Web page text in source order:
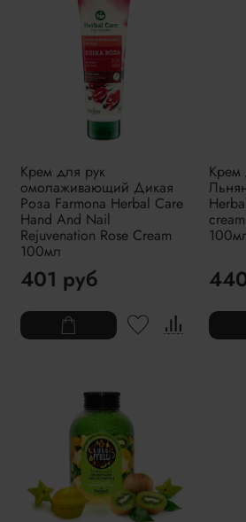
Крем для рук
омолаживающий Дикая
Роза Farmona Herbal Care
Hand And Nail
Rejuvenation Rose Cream
100мл
401 руб
Крем